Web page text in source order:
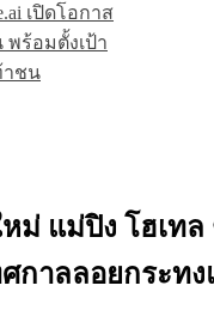
เปิดโอกาส
พร้อมตั้งเป้า
าชน
ม่ แม่ปิง โฮเท
าลลอยกระทง